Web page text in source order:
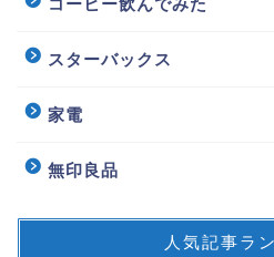
コーヒー飲んでみた
スターバックス
家電
無印良品
人気記事ラ